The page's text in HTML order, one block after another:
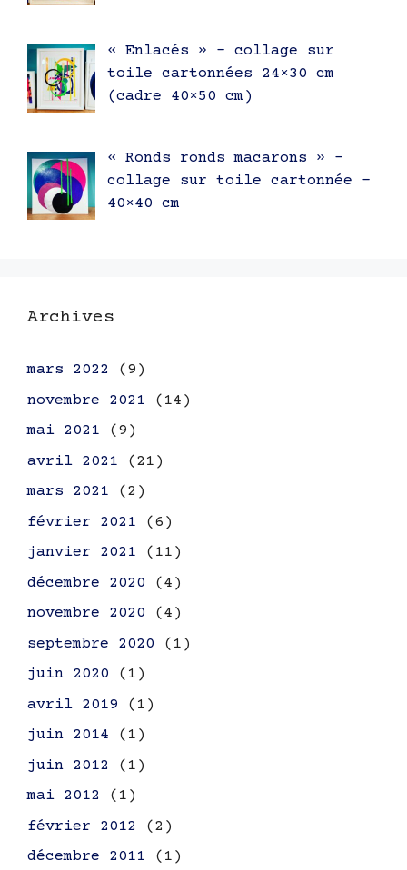
« Enlacés » – collage sur
toile cartonnées 24×30 cm
(cadre 40×50 cm)
« Ronds ronds macarons » –
collage sur toile cartonnée –
40×40 cm
Archives
mars 2022
(9)
novembre 2021 (14)
mai 2021 (9)
avril 2021 (21)
mars 2021 (2)
février 2021 (6)
janvier 2021 (11)
décembre 2020 (4)
novembre 2020 (4)
septembre 2020 (1)
juin 2020 (1)
avril 2019 (1)
juin 2014 (1)
juin 2012
(1)
mai 2012
(1)
février 2012
(2)
décembre 2011 (1)